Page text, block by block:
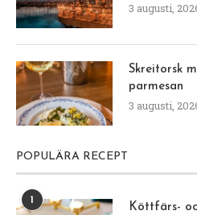
3 augusti,
Skreitorsk
parmesan
3 augusti,
POPULÄRA RECEPT
1
Köttfärs-